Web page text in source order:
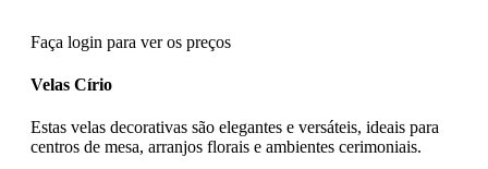
Faça login para ver os preços
Velas Círio
Estas velas decorativas são elegantes e versáteis, ideais para
centros de mesa, arranjos florais e ambientes cerimoniais.